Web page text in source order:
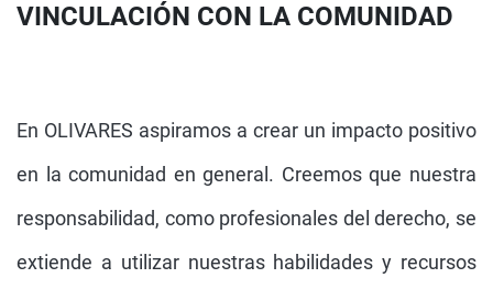
VINCULACIÓN CON LA COMUNIDAD
En OLIVARES aspiramos a crear un impacto positivo
en la comunidad en general. Creemos que nuestra
responsabilidad, como profesionales del derecho, se
extiende a utilizar nuestras habilidades y recursos